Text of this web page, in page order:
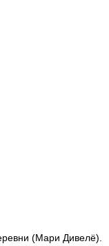
(Мари Дивелё).